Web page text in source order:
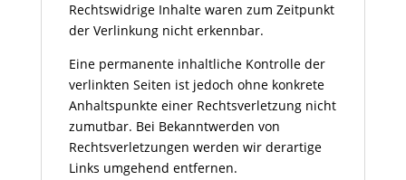
Rechtswidrige Inhalte waren zum Zeitpunkt
der Verlinkung nicht erkennbar.
Eine permanente inhaltliche Kontrolle der
verlinkten Seiten ist jedoch ohne konkrete
Anhaltspunkte einer Rechtsverletzung nicht
zumutbar. Bei Bekanntwerden von
Rechtsverletzungen werden wir derartige
Links umgehend entfernen.